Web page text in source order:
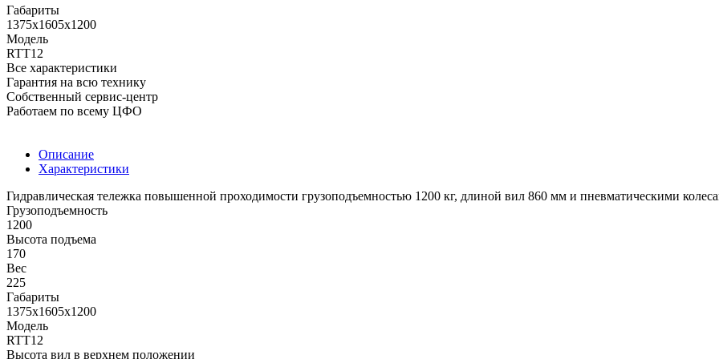
Габариты
1375x1605x1200
Модель
RTT12
Все характеристики
Гарантия на всю технику
Собственный сервис-центр
Работаем по всему ЦФО
Описание
Характеристики
Гидравлическая тележка повышенной проходимости грузоподъемностью 1200 кг, длиной вил 860 мм и пневматическими
Грузоподъемность
1200
Высота подъема
170
Вес
225
Габариты
1375x1605x1200
Модель
RTT12
Высота вил в верхнем положении